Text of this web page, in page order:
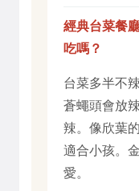
經典台菜餐
吃嗎？
台菜多半不
蒼蠅頭會放
辣。像欣葉
適合小孩。
愛。